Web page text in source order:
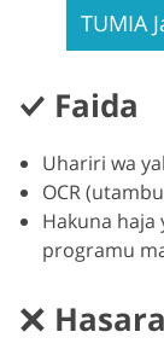
TUMIA
Faida
Uhariri wa
OCR
Hakuna haja
programu
Hasara